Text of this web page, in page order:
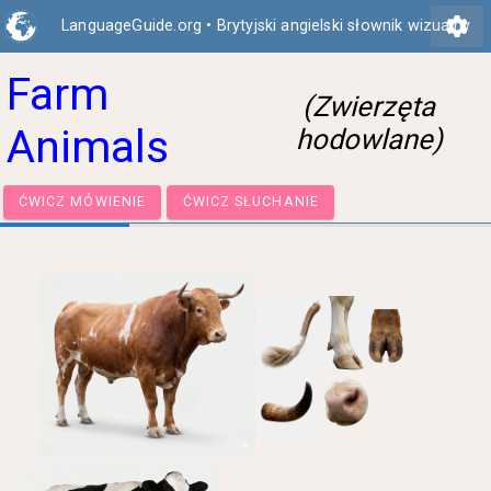
LanguageGuide.org • Brytyjski angielski słownik wizualny
settings
Farm
Animals
(Zwierzęta
hodowlane)
ĆWICZ MÓWIENIE